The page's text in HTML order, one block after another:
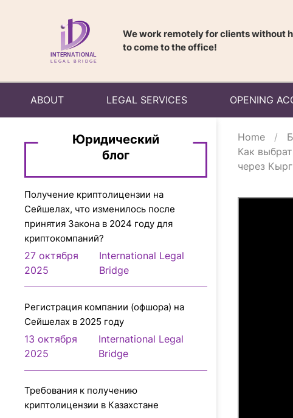
We work remotely for clients without
to come to the office!
ABOUT LEGAL SERVICES OPENING
Home
Как
через
Юридический
блог
Получение криптолицензии на
Сейшелах, что изменилось после
принятия Закона в 2024 году для
криптокомпаний?
27 октября
2025
International Legal
Bridge
Регистрация компании (офшора) на
Сейшелах в 2025 году
13 октября
2025
International Legal
Bridge
Требования к получению
криптолицензии в Казахстане